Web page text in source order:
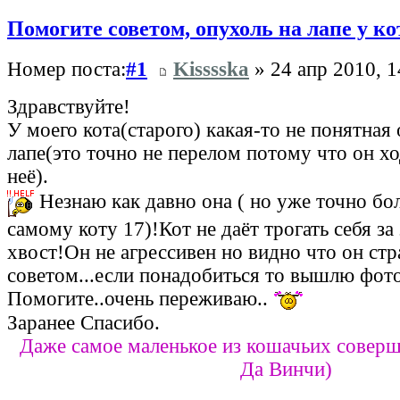
Помогите советом, опухоль на лапе у
Номер поста:#1 Kisssska » 24 апр 2010,
Здравствуйте!
У моего кота(старого) какая-то не понятная
лапе(это точно не перелом потому что он
неё).
Незнаю как давно она ( но уже точно
самому коту 17)!Кот не даёт трогать себя
хвост!Он не агрессивен но видно что он
советом...если понадобиться то вышлю
Помогите..очень переживаю..
Заранее Спасибо.
Даже самое маленькое из кошачьих
Да Винчи)